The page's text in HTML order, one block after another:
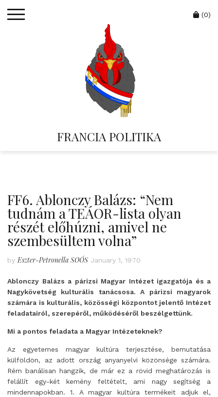
FRANCIA POLITIKA
Cart
(0)
FF6. Ablonczy Balázs: “Nem
tudnám a TEÁOR-lista olyan
részét előhúzni, amivel ne
szembesültem volna”
by Eszter-Petronella SOÓS January 1, 1970
Ablonczy Balázs a párizsi Magyar Intézet igazgatója és a
Nagykövetség kulturális tanácsosa. A párizsi magyarok
számára is kulturális, közösségi központot jelentő Intézet
feladatairól, szerepéről, működéséről beszélgettünk.
Mi a pontos feladata a Magyar Intézeteknek?
Az egyetemes magyar kultúra terjesztése, bemutatása
külföldön, az adott ország anyanyelvi közönsége számára.
Rém banálisan hangzik, de már ez a rövid meghatározás is
felállít egy-két kemény feltételt, ami nagy segítség a
mindennapokban. 1. A magyar kultúra termékeit adjuk el,